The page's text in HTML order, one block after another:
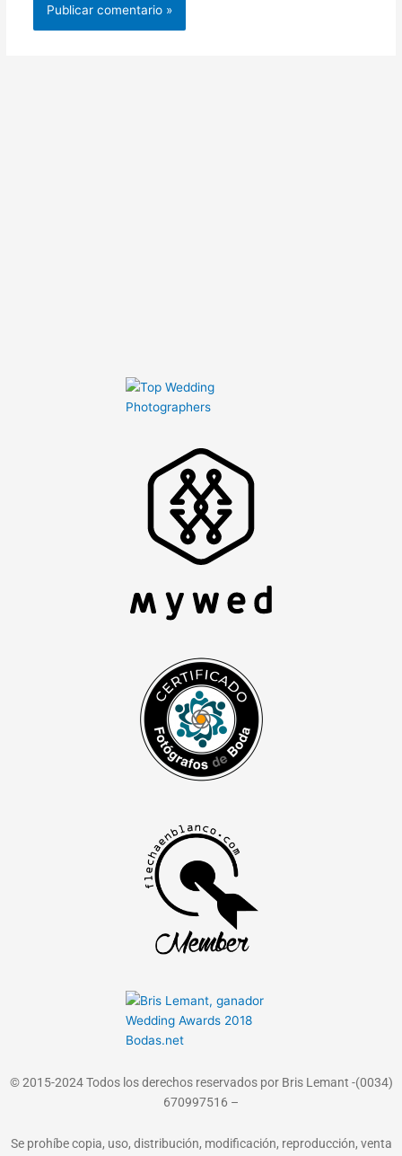
© 2015-2024 Todos los derechos reservados por Bris Lemant -(0034)
670997516 –
Se prohíbe copia, uso, distribución, modificación, reproducción, venta